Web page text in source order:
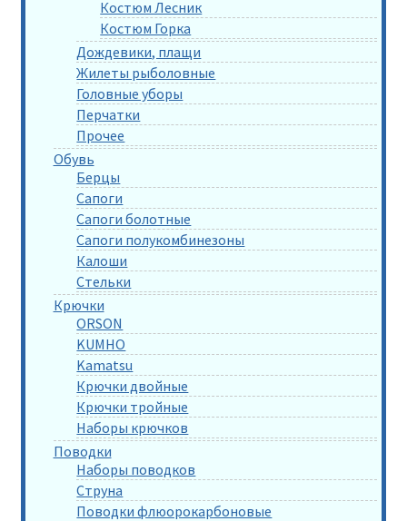
Костюм Лесник
Костюм Горка
Дождевики, плащи
Жилеты рыболовные
Головные уборы
Перчатки
Прочее
Обувь
Берцы
Сапоги
Сапоги болотные
Сапоги полукомбинезоны
Калоши
Стельки
Крючки
ORSON
KUMHO
Kamatsu
Крючки двойные
Крючки тройные
Наборы крючков
Поводки
Наборы поводков
Струна
Поводки флюорокарбоновые